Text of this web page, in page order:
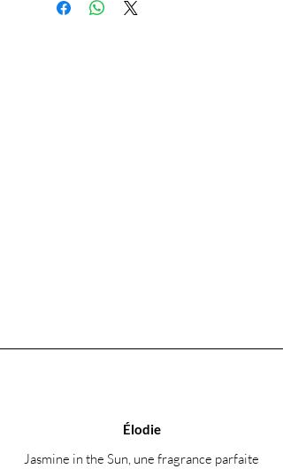
Élodie
Jasmine in the Sun, une fragrance parfaite